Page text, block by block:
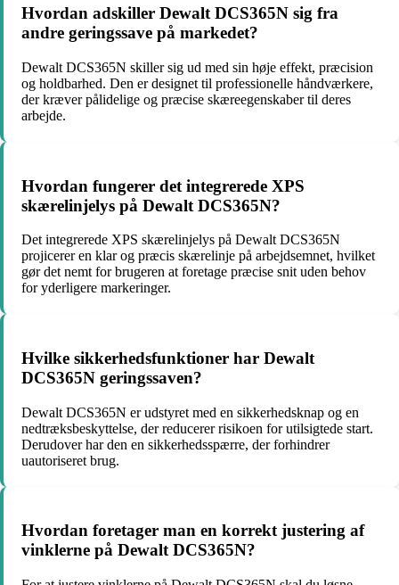
Hvordan adskiller Dewalt DCS365N sig fra
andre geringssave på markedet?
Dewalt DCS365N skiller sig ud med sin høje effekt, præcision
og holdbarhed. Den er designet til professionelle håndværkere,
der kræver pålidelige og præcise skæreegenskaber til deres
arbejde.
Hvordan fungerer det integrerede XPS
skærelinjelys på Dewalt DCS365N?
Det integrerede XPS skærelinjelys på Dewalt DCS365N
projicerer en klar og præcis skærelinje på arbejdsemnet, hvilket
gør det nemt for brugeren at foretage præcise snit uden behov
for yderligere markeringer.
Hvilke sikkerhedsfunktioner har Dewalt
DCS365N geringssaven?
Dewalt DCS365N er udstyret med en sikkerhedsknap og en
nedtræksbeskyttelse, der reducerer risikoen for utilsigtede start.
Derudover har den en sikkerhedsspærre, der forhindrer
uautoriseret brug.
Hvordan foretager man en korrekt justering af
vinklerne på Dewalt DCS365N?